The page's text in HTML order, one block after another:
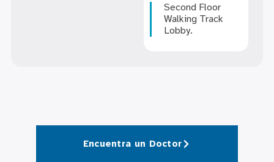
Second Floor
Walking Track
Lobby.
Encuentra un Doctor